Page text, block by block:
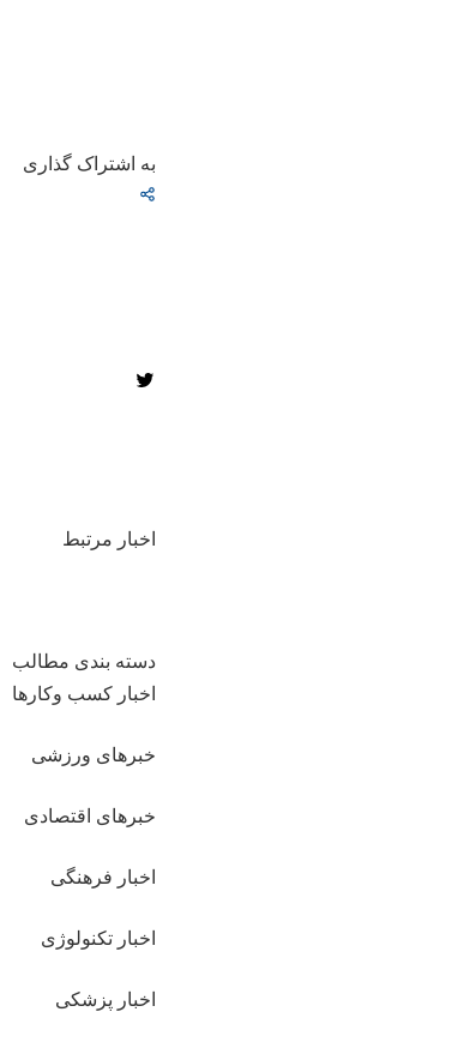
به اشتراک گذاری
اخبار مرتبط
دسته بندی مطالب
اخبار کسب وکارها
خبرهای ورزشی
خبرهای اقتصادی
اخبار فرهنگی
اخبار تکنولوژی
اخبار پزشکی